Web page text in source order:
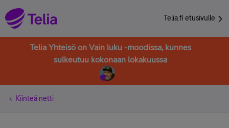
Telia.fi etusivulle
Telia Yhteisö on Vain luku -moodissa, kunnes
sulkeutuu kokonaan lokakuussa
Kiinteä netti